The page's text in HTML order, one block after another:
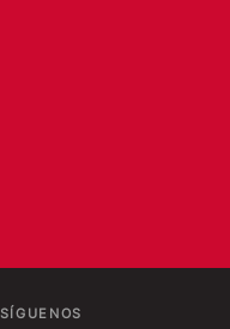
SÍGUENOS